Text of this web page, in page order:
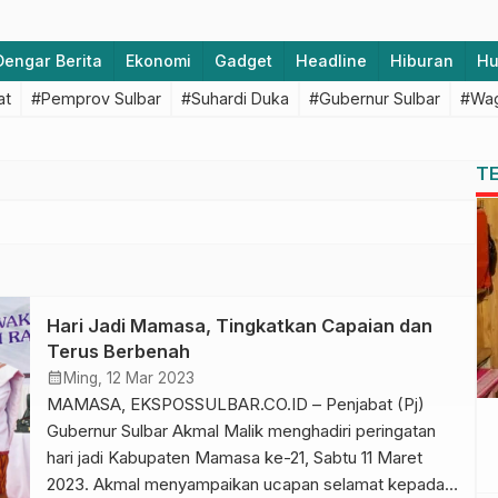
Berita Ekonomi Gadget Headline Hiburan
#Pemprov Sulbar #Suhardi Duka #Gubernur Sulbar
Hari Jadi Mamasa, Tingkatkan Capaian dan
Terus Berbenah
calendar_month Ming, 12 Mar 2023
MAMASA, EKSPOSSULBAR.CO.ID – Penjabat (Pj)
Gubernur Sulbar Akmal Malik menghadiri peringatan
hari jadi Kabupaten Mamasa ke-21, Sabtu 11 Maret
2023. Akmal menyampaikan ucapan selamat kepada